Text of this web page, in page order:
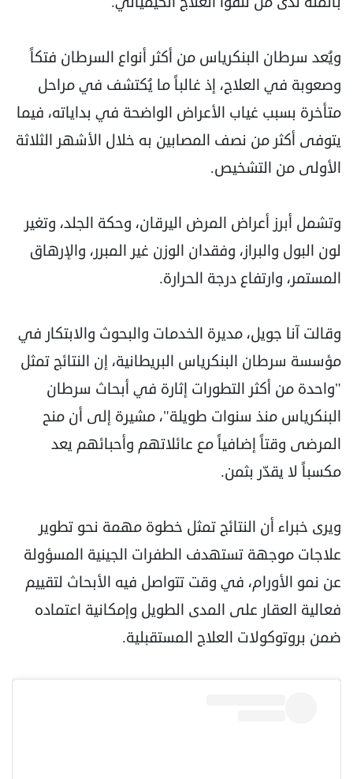
ويُعد سرطان البنكرياس من أكثر أنواع السرطان فتكاً
وصعوبة في العلاج، إذ غالباً ما يُكتشف في مراحل
متأخرة بسبب غياب الأعراض الواضحة في بداياته، فيما
يتوفى أكثر من نصف المصابين به خلال الأشهر الثلاثة
الأولى من التشخيص.
وتشمل أبرز أعراض المرض اليرقان، وحكة الجلد، وتغير
لون البول والبراز، وفقدان الوزن غير المبرر، والإرهاق
المستمر، وارتفاع درجة الحرارة.
وقالت آنا جويل، مديرة الخدمات والبحوث والابتكار في
مؤسسة سرطان البنكرياس البريطانية، إن النتائج تمثل
"واحدة من أكثر التطورات إثارة في أبحاث سرطان
البنكرياس منذ سنوات طويلة"، مشيرة إلى أن منح
المرضى وقتاً إضافياً مع عائلاتهم وأحبائهم يعد
مكسباً لا يقدّر بثمن.
ويرى خبراء أن النتائج تمثل خطوة مهمة نحو تطوير
علاجات موجهة تستهدف الطفرات الجينية المسؤولة
عن نمو الأورام، في وقت تتواصل فيه الأبحاث لتقييم
فعالية العقار على المدى الطويل وإمكانية اعتماده
ضمن بروتوكولات العلاج المستقبلية.